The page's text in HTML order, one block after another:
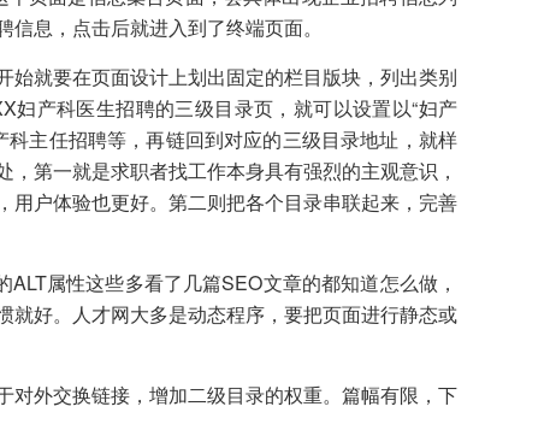
息，点击后就进入到了终端页面。
就要在页面设计上划出固定的栏目版块，列出类别
产科医生招聘的三级目录页，就可以设置以“妇产
主任招聘等，再链回到对应的三级目录地址，就样
，第一就是求职者找工作本身具有强烈的主观意识，
户体验也更好。第二则把各个目录串联起来，完善
属性这些多看了几篇SEO文章的都知道怎么做，
就好。人才网大多是动态程序，要把页面进行静态或
对外交换链接，增加二级目录的权重。篇幅有限，下